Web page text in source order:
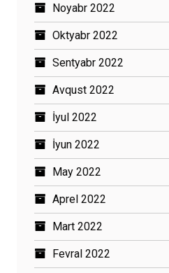
Noyabr 2022
Oktyabr 2022
Sentyabr 2022
Avqust 2022
İyul 2022
İyun 2022
May 2022
Aprel 2022
Mart 2022
Fevral 2022